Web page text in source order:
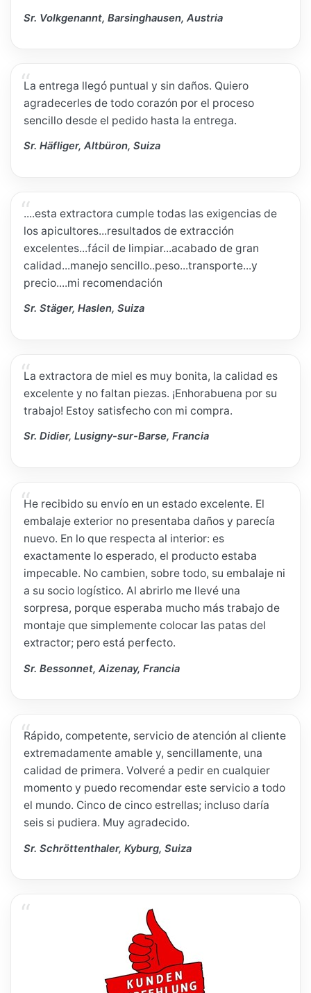
Sr. Volkgenannt, Barsinghausen, Austria
La entrega llegó puntual y sin daños. Quiero
agradecerles de todo corazón por el proceso
sencillo desde el pedido hasta la entrega.
Sr. Häfliger, Altbüron, Suiza
....esta extractora cumple todas las exigencias de
los apicultores...resultados de extracción
excelentes...fácil de limpiar...acabado de gran
calidad...manejo sencillo..peso...transporte...y
precio....mi recomendación
Sr. Stäger, Haslen, Suiza
La extractora de miel es muy bonita, la calidad es
excelente y no faltan piezas. ¡Enhorabuena por su
trabajo! Estoy satisfecho con mi compra.
Sr. Didier, Lusigny-sur-Barse, Francia
He recibido su envío en un estado excelente. El
embalaje exterior no presentaba daños y parecía
nuevo. En lo que respecta al interior: es
exactamente lo esperado, el producto estaba
impecable. No cambien, sobre todo, su embalaje ni
a su socio logístico. Al abrirlo me llevé una
sorpresa, porque esperaba mucho más trabajo de
montaje que simplemente colocar las patas del
extractor; pero está perfecto.
Sr. Bessonnet, Aizenay, Francia
Rápido, competente, servicio de atención al cliente
extremadamente amable y, sencillamente, una
calidad de primera. Volveré a pedir en cualquier
momento y puedo recomendar este servicio a todo
el mundo. Cinco de cinco estrellas; incluso daría
seis si pudiera. Muy agradecido.
Sr. Schröttenthaler, Kyburg, Suiza